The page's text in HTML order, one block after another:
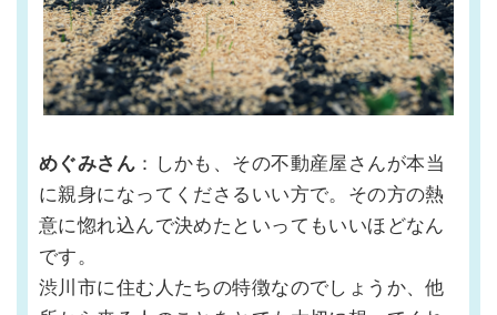
めぐみさん ：しかも、その不動産屋さんが本当
に親身になってくださるいい方で。その方の熱
意に惚れ込んで決めたといってもいいほどなん
です。
渋川市に住む人たちの特徴なのでしょうか、他